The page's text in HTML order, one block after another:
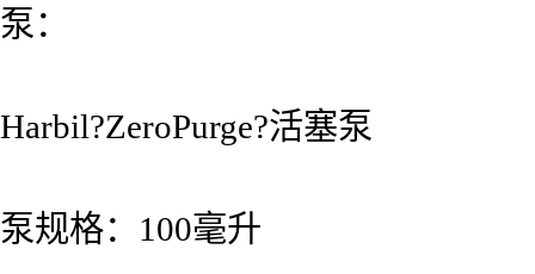
泵：
Harbil?ZeroPurge?活塞泵
泵规格：100毫升